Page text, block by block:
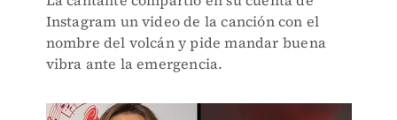
Instagram un video de la canción con el
nombre del volcán y pide mandar buena
vibra ante la emergencia.